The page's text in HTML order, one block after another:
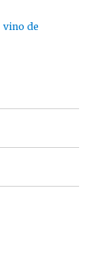
vino de